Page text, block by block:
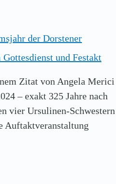
der Dorstener
und Festakt
Zitat von Angela Merici
– exakt 325 Jahre nach
vier Ursulinen-Schwestern
Auftaktveranstaltung